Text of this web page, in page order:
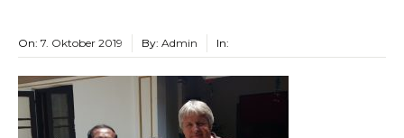
On: 7. Oktober 2019 By: Admin In: